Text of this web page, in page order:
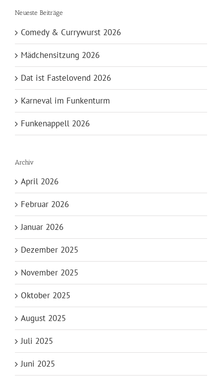
Neueste Beiträge
Comedy & Currywurst 2026
Mädchensitzung 2026
Dat ist Fastelovend 2026
Karneval im Funkenturm
Funkenappell 2026
Archiv
April 2026
Februar 2026
Januar 2026
Dezember 2025
November 2025
Oktober 2025
August 2025
Juli 2025
Juni 2025